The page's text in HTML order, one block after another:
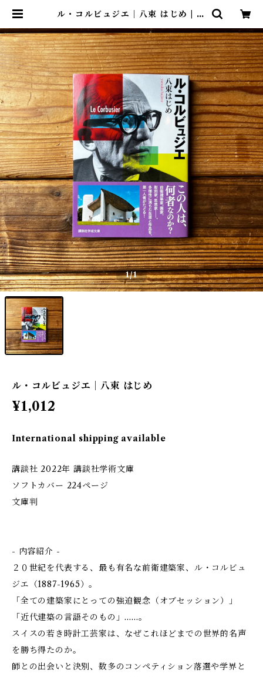
ル・コルビュジエ｜八束 はじめ | 尾
庫
1/1
ル・コルビュジエ｜八束 はじめ
¥1,012
International shipping available
講談社 2022年 講談社学術文庫
ソフトカバー 224ページ
文庫判
- 内容紹介 -
２０世紀を代表する、最も有名な前衛建築家、ル・コルビュ
ジエ（1887-1965）。
「全ての建築家にとっての強迫観念（オブセッション）」
「近代建築の言語そのもの」……。
スイスの若き時計工芸家は、なぜこれほどまでの世界的名声
を勝ち得たのか。
師との出会いと決別、数多のコンペティション落選や学界と